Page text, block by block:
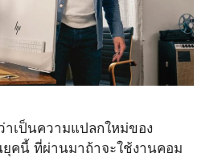
าเป็นความแปลกใหม่ของ
ยุคนี้ ที่ผ่านมาถ้าจะใช้งานคอม